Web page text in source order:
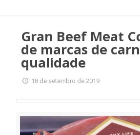
Gran Beef Meat
de marcas de
qualidade
18 de setembro de 2019